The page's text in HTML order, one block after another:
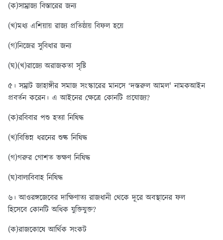
(ক)সাম্রাজ্য বিস্তারের জন্য
(খ)মধ্য এশিয়ায় রাজ্য প্রতিষ্ঠায় বিফল হয়ে
(গ)নিজের সুবিধার জন্য
(ঘ)(খ)রাজ্যে অরাজকতা সৃষ্টি
৫। সম্রাট জাহাঙ্গীর সমাজ সংস্কারের মানসে ‘দস্তরুল আমল' নামকআইন
প্রবর্তন করেন। এ আইনের ক্ষেত্রে কোনটি প্রযোজ্য?
(ক)রবিবার পশু হত্যা নিষিদ্ধ
(খ)বিভিন্ন ধরনের শুল্ক নিষিদ্ধ
(গ)গরুর গোশত ভক্ষণ নিষিদ্ধ
(ঘ)বাল্যবিবাহ নিষিদ্ধ
৬। আওরঙ্গজেবের দাক্ষিণাত্য রাজধানী থেকে দূরে অবস্থানের ফল
হিসেবে কোনটি অধিক যুক্তিযুক্ত?
(ক)রাজকোষে আর্থিক সংকট